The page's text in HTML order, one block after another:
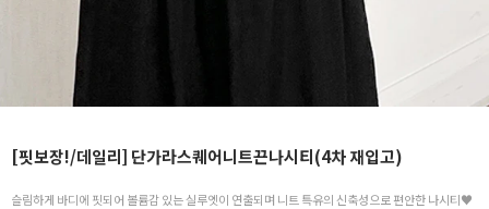
[핏보장!/데일리] 단가라스퀘어니트끈나시티(4차 재입고)
슬림하게 바디에 핏되어 볼륨감 있는 실루엣이 연출되며 니트 특유의 신축성으로 편안한 나시티♥